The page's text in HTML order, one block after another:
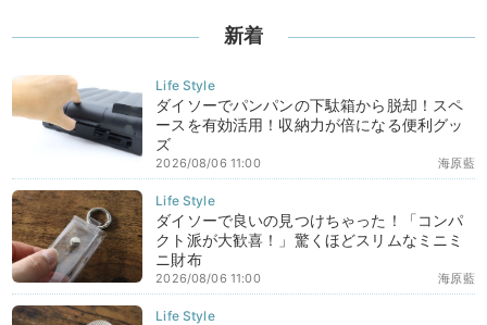
新着
ダイソーでパンパンの下駄箱から脱却！スペ
ースを有効活用！収納力が倍になる便利グッ
ズ
海原藍
2026/08/06 11:00
ダイソーで良いの見つけちゃった！「コンパ
クト派が大歓喜！」驚くほどスリムなミニミ
ニ財布
海原藍
2026/08/06 11:00